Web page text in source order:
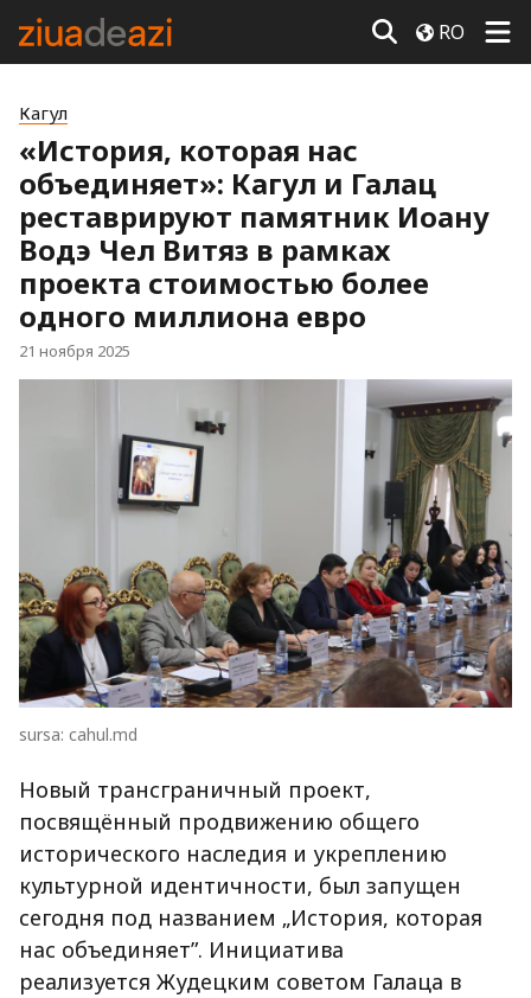
RO
Кагул
«История, которая нас
объединяет»: Кагул и Галац
реставрируют памятник Иоану
Водэ Чел Витяз в рамках
проекта стоимостью более
одного миллиона евро
21 ноября 2025
sursa: cahul.md
Новый трансграничный проект,
посвящённый продвижению общего
исторического наследия и укреплению
культурной идентичности, был запущен
сегодня под названием „История, которая
нас объединяет”. Инициатива
реализуется Жудецким советом Галаца в